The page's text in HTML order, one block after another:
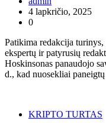
4 lapkričio, 2025
0
Patikima redakcija
ekspertų ir patyrusių
Hoskinsonas panaudojo
d., kad nuosekliai
KRIPTO TURTAS